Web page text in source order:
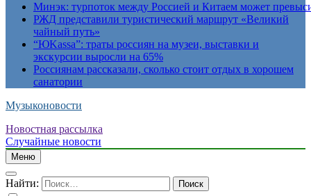
Минэк: турпоток между Россией и Китаем может
РЖД представили туристический маршрут «Великий
чайный путь»
“ЮKassa”: траты россиян на музеи, выставки и
экскурсии выросли на 65%
Россиянам рассказали, сколько стоит отдых в хорошем
санатории
Музыконовости
Новостная рассылка
Случайные новости
Меню
Найти: